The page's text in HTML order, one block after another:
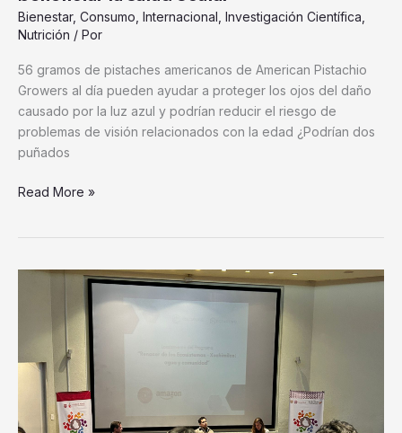
Bienestar, Consumo Internacional Investigación Científica
Nutrición / Por
56 gramos de pistaches americanos de American Pistachio
Growers al día pueden ayudar a proteger los ojos del daño
causado por la luz azul y podrían reducir el riesgo de
problemas de visión relacionados con la edad ¿Podrían dos
puñados
pistaches
podría
la
salud
ocular
Read More »
Ectagono
Amazon
anuncian
programa
sanear